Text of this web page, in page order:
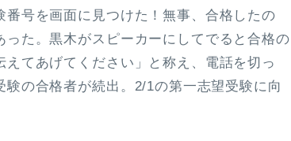
号を画面に見つけた！無事、合格したの
た。黒木がスピーカーにしてでると合格の
てあげてください」と称え、電話を切っ
の合格者が続出。2/1の第一志望受験に向